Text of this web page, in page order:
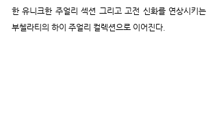
한 유니크한 주얼리 섹션 그리고 고전 신화를 연상시키는
부첼라티의 하이 주얼리 컬렉션으로 이어진다.